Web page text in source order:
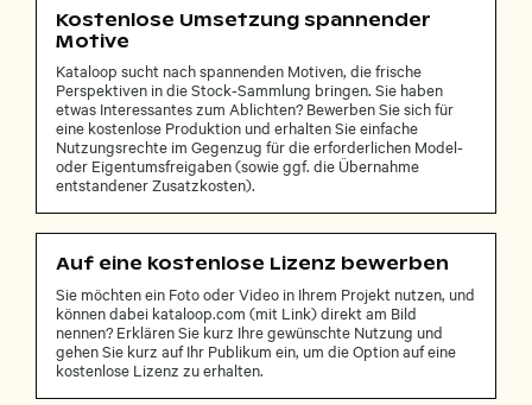
Kostenlose Umsetzung spannender
Motive
Kataloop sucht nach spannenden Motiven, die frische
Perspektiven in die Stock-Sammlung bringen. Sie haben
etwas Interessantes zum Ablichten? Bewerben Sie sich für
eine kostenlose Produktion und erhalten Sie einfache
Nutzungsrechte im Gegenzug für die erforderlichen Model-
oder Eigentumsfreigaben (sowie ggf. die Übernahme
entstandener Zusatzkosten).
Auf eine kostenlose Lizenz bewerben
Sie möchten ein Foto oder Video in Ihrem Projekt nutzen, und
können dabei kataloop.com (mit Link) direkt am Bild
nennen? Erklären Sie kurz Ihre gewünschte Nutzung und
gehen Sie kurz auf Ihr Publikum ein, um die Option auf eine
kostenlose Lizenz zu erhalten.